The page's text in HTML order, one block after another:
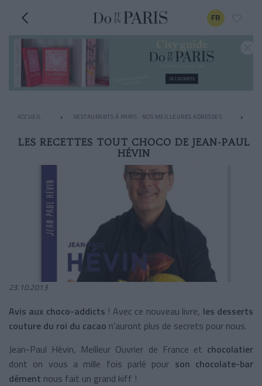
FR
ACCUEIL RESTAURANTS À PARIS : NOS MEILLEURES ADRESSES
LES RECETTES TOUT CHOCO DE JEAN-PAUL
HÉVIN
23.10.2013
Avis aux choco-addicts ! Avec ce nouveau livre, les desserts
couture du roi du cacao n’auront plus de secrets pour nous.
Jean-Paul Hévin, Meilleur Ouvrier de France et chocolatier
dont on vous a mille fois parlé pour son chocolate-bar
dément nous fait un grand kiff !